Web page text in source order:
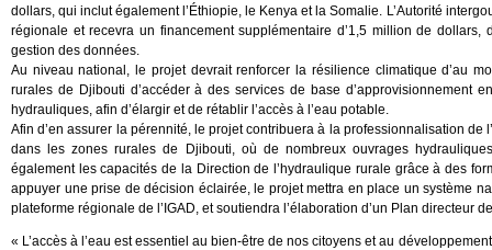
dollars, qui inclut également l’Éthiopie, le Kenya et la Somalie. L’Autorité
régionale et recevra un financement supplémentaire d’1,5 million de
gestion des données.
Au niveau national, le projet devrait renforcer la résilience climatique d’au
rurales de Djibouti d’accéder à des services de base d’approvisionnement
hydrauliques, afin d’élargir et de rétablir l’accès à l’eau potable.
Afin d’en assurer la pérennité, le projet contribuera à la professionnalisation
dans les zones rurales de Djibouti, où de nombreux ouvrages
également les capacités de la Direction de l’hydraulique rurale grâce à des
appuyer une prise de décision éclairée, le projet mettra en place un système
plateforme régionale de l’IGAD, et soutiendra l’élaboration d’un Plan directeur
« L’accès à l’eau est essentiel au bien-être de nos citoyens et au